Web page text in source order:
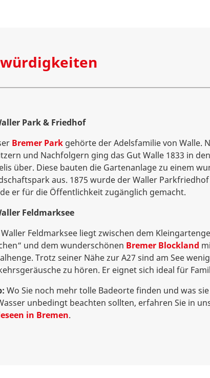
Park & Friedhof
Bremer Parkgehörte der Adelsfamilie von Walle.
und Nachfolgern ging das Gut Walle 1833 in
über. Diese bauten die Gartenanlage zu einem
aus. 1875 wurde der Waller
er für die Öffentlichkeit zugänglich gemacht.
Feldmarksee
Feldmarksee liegt zwischen dem
und dem wunderschönen Bremer Blockland
Trotz seiner Nähe zur A27 sind am See
zu hören. Er eignet sich ideal für
Wo Sie noch mehr tolle Badeorte finden und was
unbedingt beachten sollten, erfahren Sie in
in Bremen.